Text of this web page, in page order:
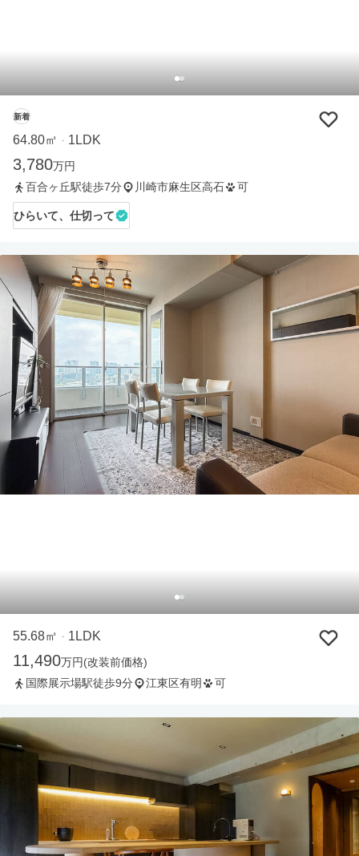
新着
64.80㎡ ・ 1LDK
3,780万円
百合ヶ丘駅徒歩7分
川崎市麻生区高石 可
ひらいて、仕切って
55.68㎡ ・ 1LDK
11,490万円(改装前価格)
国際展示場駅徒歩9分
江東区有明 可